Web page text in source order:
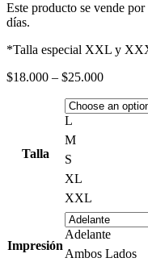
Este producto se vende
días.
*Talla especial XXL y
$18.000 – $25.000Price
$18.000
Talla
L
M
S
XL
XXL
Impresión
Adelante
Ambos Lados